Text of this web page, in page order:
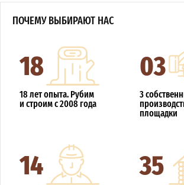
ПОЧЕМУ ВЫБИРАЮТ НАС
18
18 лет опыта. Рубим
и строим с 2008 года
03
3
площадки
14 35